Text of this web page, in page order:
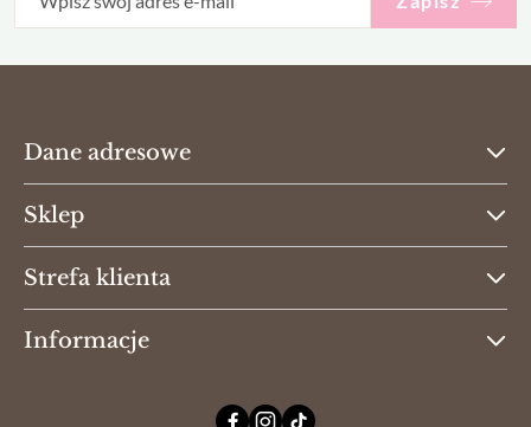
Dane adresowe
Sklep
Strefa klienta
Informacje